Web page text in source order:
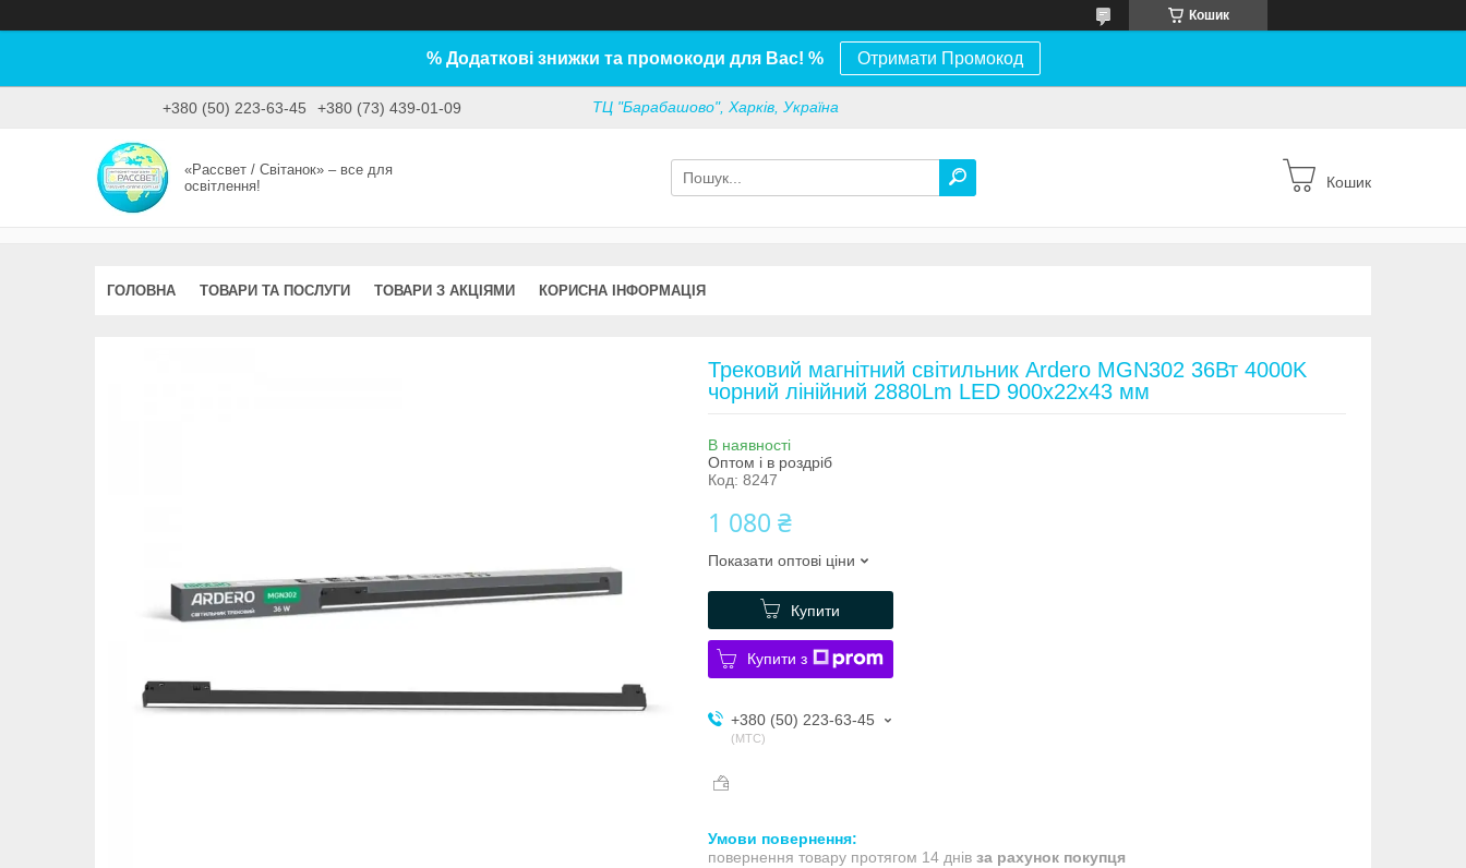
Кошик
% Додаткові знижки та промокоди для Вас! % Отримати Промокод
+380 (50) 223-63-45 +380 (73) 439-01-09 ТЦ "Барабашово", Харків, Україна
«Рассвет / Світанок» – все для
освітлення!
Кошик
ГОЛОВНА ТОВАРИ ТА ПОСЛУГИ ТОВАРИ З АКЦІЯМИ КОРИСНА ІНФОРМАЦІЯ
Трековий магнітний світильник Ardero MGN302 36Вт 4000K
чорний лінійний 2880Lm LED 900х22х43 мм
В наявності
Оптом і в роздріб
Код: 8247
1 080 ₴
Показати оптові ціни
Купити
Купити з
+380 (50) 223-63-45
МТС
повернення товару протягом 14 днів за рахунок покупця